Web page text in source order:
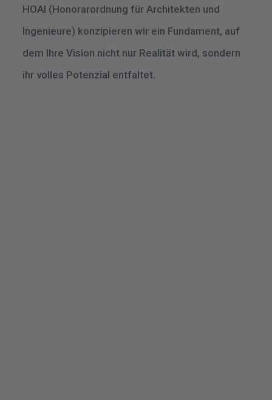
HOAI (Honorarordnung für Architekten und
Ingenieure) konzipieren wir ein Fundament, auf
dem Ihre Vision nicht nur Realität wird, sondern
ihr volles Potenzial entfaltet.